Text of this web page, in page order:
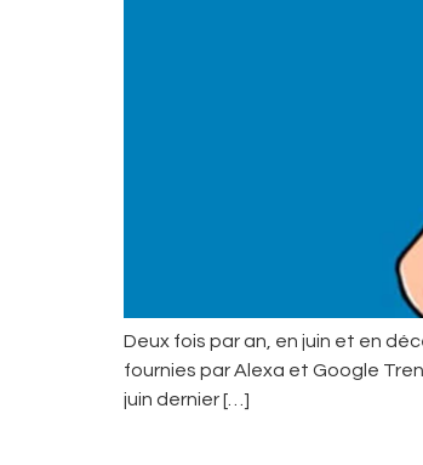
Deux fois par an, en juin et en
fournies par Alexa et Google
juin dernier […]